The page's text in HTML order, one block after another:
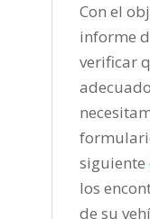
Con el
informe
verificar
siguiente
los
de su